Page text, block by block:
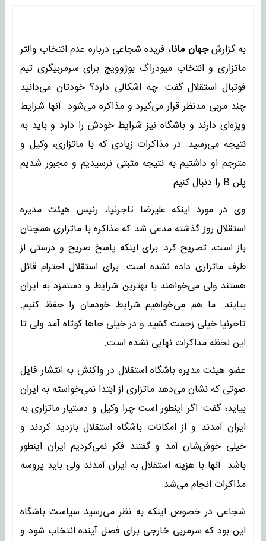
به گزارشجهان مانا، فریده شجاعی درباره عدم انتخاب والتر
ماتزاری و انتخاب میودراگ بوژوویچ برای سرمربیگری تیم
فوتبال استقلال گفت: چه اشکالی دارد؟ خودتان می‌دانید
چند مربی مدنظر قرار می‌گیرد و مذاکره می‌شود. آنها شرایط
ویژه‌ای دارند و باشگاه نیز شرایط خودش را دارد و باید به
نتیجه می‌رسید. در مذاکرات زیادی که با ماتزاری، وکیل و
مترجم او داشتیم به نتیجه مثبتی نرسیدیم و مجبور شدیم
پلن B را دنبال کنیم.
وی در مورد اینکه علیرضا تاجرنیا، رئیس هیئت مدیره
استقلال روز گذشته مدعی شد که مذاکره با ماتزاری همچنان
باز است، تصریح کرد: برای اینکه پاسخ صریح و درستی از
طرف ماتزاری داده نشده است. برای استقلال احترام قائل
هستند ولی می‌خواهند با بهترین شرایط و دستمزد به ایران
بیایند. ما هم می‌خواهیم شرایط خودمان را حفظ کنیم.
تاجرنیا خیلی زحمت کشید و در خیلی جا‌ها کوتاه آمد ولی تا
این لحظه مذاکرات نهایی نشده است.
عضو هیئت مدیره باشگاه استقلال در واکنش به انتشار فایل
صوتی که نشان می‌دهد ماتزاری از ابتدا نمی‌خواسته به ایران
بیاید، گفت: اگر اینطور است چرا وکیل و دستیار ماتزاری به
ایران آمدند و از امکانات باشگاه استقلال بازدید کردند و
خیلی خوش‌شان آمد و گفتند فکر نمی‌کردیم ایران اینطور
باشد. آنها با هزینه استقلال به ایران آمدند ولی باید پروسه
مذاکرات انجام می‌شد.
شجاعی در خصوص اینکه به نظر می‌رسید سیاست باشگاه
این بود که سرمربی خارجی برای فصل آینده انتخاب شود و